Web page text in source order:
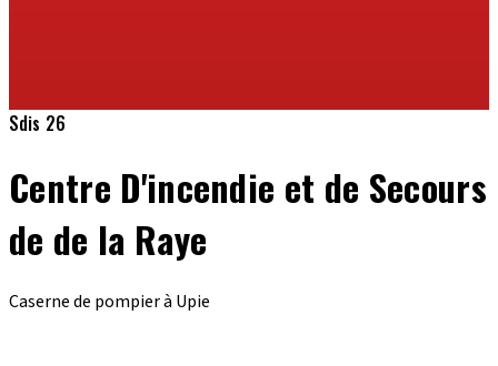
Sdis 26
Centre D'incendie et de Secours
de de la Raye
Caserne de pompier à Upie